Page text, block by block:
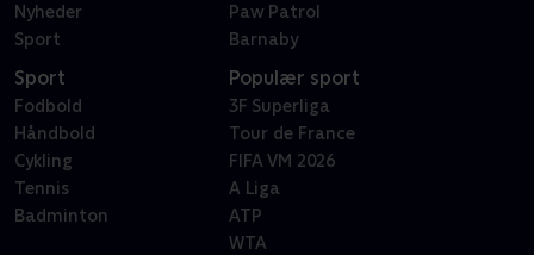
Nyheder
Sport
Paw Patrol
Barnaby
Sport
Fodbold
Håndbold
Cykling
Tennis
Badminton
Populær sport
3F Superliga
Tour de France
FIFA VM 2026
A Liga
ATP
WTA